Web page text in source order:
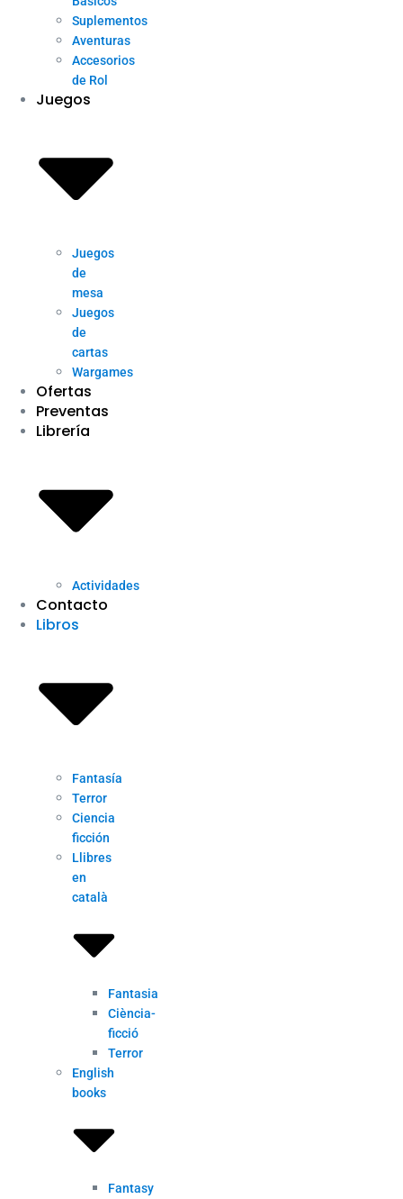
Suplementos
Aventuras
Accesorios
de Rol
Juegos
Juegos
de
mesa
Juegos
de
cartas
Wargames
Ofertas
Preventas
Librería
Actividades
Contacto
Libros
Fantasía
Terror
Ciencia
ficción
Llibres
en
català
Fantasia
Ciència-
ficció
Terror
English
books
Fantasy